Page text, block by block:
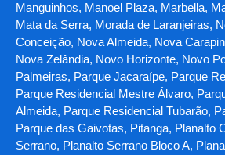
Manguinhos, Manoel Plaza, Marbella,
Mata da Serra, Morada de Laranjeiras,
Conceição, Nova Almeida, Nova
Nova Zelândia, Novo Horizonte, Novo
Palmeiras, Parque Jacaraípe, Parque
Parque Residencial Mestre Álvaro,
Almeida, Parque Residencial Tubarão,
Parque das Gaivotas, Pitanga, Planalto
Serrano, Planalto Serrano Bloco A,